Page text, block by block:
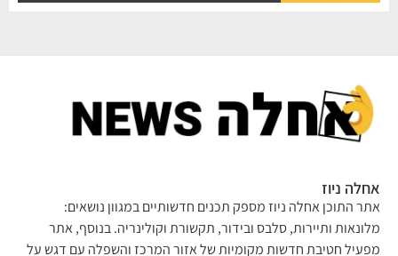
אחלה ניוז
אתר התוכן אחלה ניוז מספק תכנים חדשותיים במגוון נושאים:
מלונאות ותיירות, סלבס ובידור, תקשורת וקולינריה. בנוסף, אתר
מפעיל חטיבת חדשות מקומיות של אזור המרכז והשפלה עם דגש על